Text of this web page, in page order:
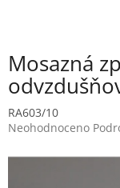
Mosazná
RA603/10
Průměrné
produktu
Neohodnoceno